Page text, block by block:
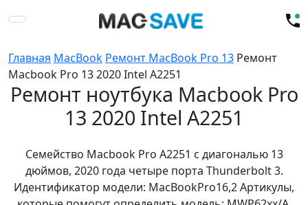
Главная MacBook Ремонт MacBook Pro 13 Ремонт
Macbook Pro 13 2020 Intel A2251
Ремонт ноутбука Macbook Pro
13 2020 Intel A2251
Семейство Macbook Pro A2251 с диагональю 13
дюймов, 2020 года четыре порта Thunderbolt 3.
Идентификатор модели: MacBookPro16,2 Артикулы,